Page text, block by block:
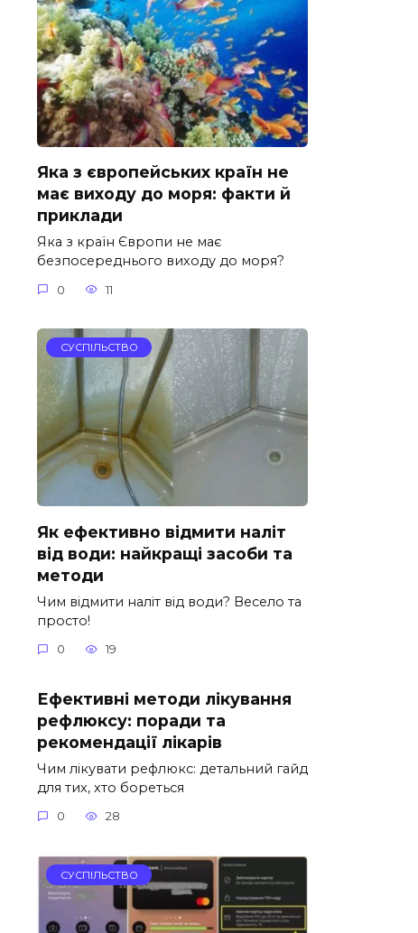
Яка з європейських країн не
має виходу до моря: факти й
приклади
Яка з країн Європи не має
безпосереднього виходу до моря?
0 11
СУСПІЛЬСТВО
Як ефективно відмити наліт
від води: найкращі засоби та
методи
Чим відмити наліт від води? Весело та
просто!
0 19
Ефективні методи лікування
рефлюксу: поради та
рекомендації лікарів
Чим лікувати рефлюкс: детальний гайд
для тих, хто бореться
0 28
СУСПІЛЬСТВО